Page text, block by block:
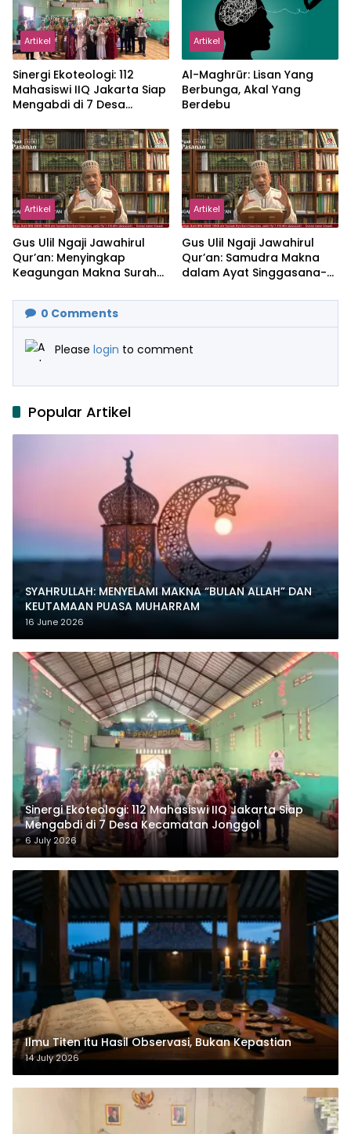
Artikel
‎Sinergi Ekoteologi: 112
Mahasiswi IIQ Jakarta Siap
Mengabdi di 7 Desa
Artikel
Al-Maghrūr: Lisan Yang
Berbunga, Akal Yang
Berdebu
Artikel
Gus Ulil Ngaji Jawahirul
Qur’an: Menyingkap
Keagungan Makna Surah
Artikel
Gus Ulil Ngaji Jawahirul
Qur’an: Samudra Makna
dalam Ayat Singgasana-
0 Comments
Please login to comment
Popular Artikel
SYAHRULLAH: MENYELAMI MAKNA “BULAN ALLAH” DAN
KEUTAMAAN PUASA MUHARRAM
16 June 2026
‎Sinergi Ekoteologi: 112 Mahasiswi IIQ Jakarta Siap
Mengabdi di 7 Desa Kecamatan Jonggol
6 July 2026
Ilmu Titen itu Hasil Observasi, Bukan Kepastian
14 July 2026